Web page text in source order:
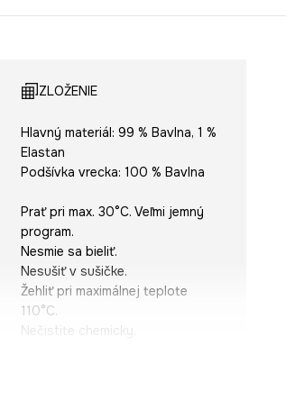
ZLOŽENIE
Hlavný materiál: 99 % Bavlna, 1 %
Elastan
Podšívka vrecka: 100 % Bavlna
Prať pri max. 30°C. Veľmi jemný
program.
Nesmie sa bieliť.
Nesušiť v sušičke.
Žehliť pri maximálnej teplote
110°C.
Nečistite chemicky.